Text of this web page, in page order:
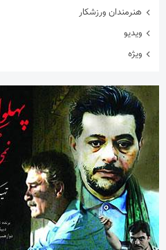
هنرمندان ورزشکار
ویدیو
ویژه